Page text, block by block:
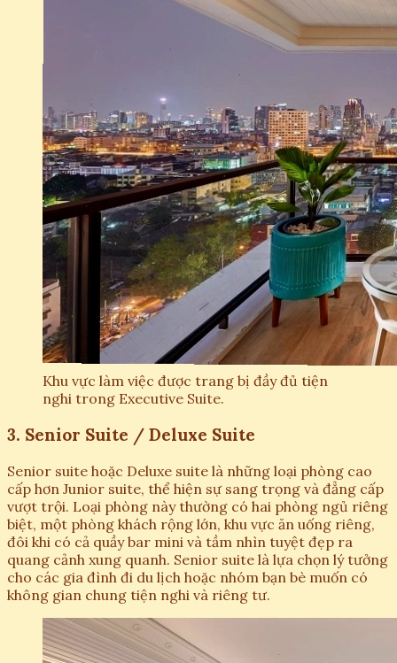
Khu vực làm việc được trang bị đầy đủ tiện
nghi trong Executive Suite.
3. Senior Suite / Deluxe Suite
Senior suite hoặc Deluxe suite là những loại phòng cao
cấp hơn Junior suite, thể hiện sự sang trọng và đẳng cấp
vượt trội. Loại phòng này thường có hai phòng ngủ riêng
biệt, một phòng khách rộng lớn, khu vực ăn uống riêng,
đôi khi có cả quầy bar mini và tầm nhìn tuyệt đẹp ra
quang cảnh xung quanh. Senior suite là lựa chọn lý tưởng
cho các gia đình đi du lịch hoặc nhóm bạn bè muốn có
không gian chung tiện nghi và riêng tư.